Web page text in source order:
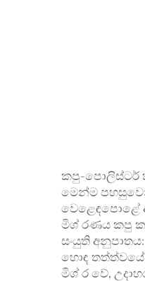
කපු-පොලිස්ටර්
මෙන්ම
වෙළෙඳපොළේ
මිශ් රණය කපු
සංයුති අනුපාතය:
හොඳ තත්ත්වයේ
මිශ් ර වේ,